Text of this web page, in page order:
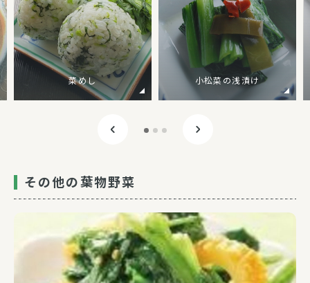
菜めし 小松菜の浅漬け
その他の葉物野菜